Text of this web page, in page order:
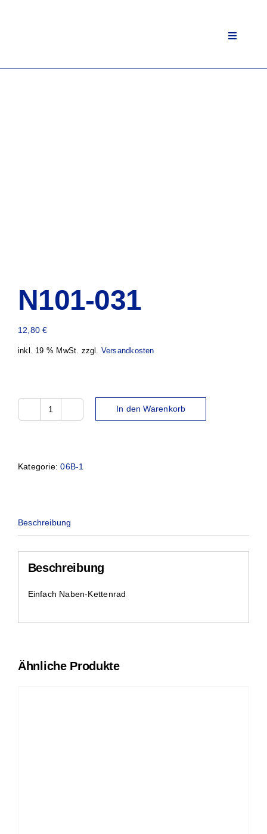
Toggle
N101-031
12,80€
inkl. 19 % MwSt. zzgl. Versandkosten
N101-
In den Warenkorb
Kategorie:06B-1
Beschreibung
Beschreibung
Einfach Naben-Kettenrad
Ähnliche Produkte